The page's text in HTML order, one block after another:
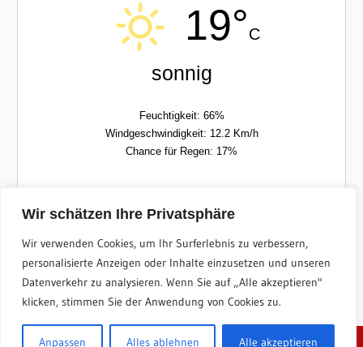
Wir schätzen Ihre Privatsphäre
Wir verwenden Cookies, um Ihr Surferlebnis zu verbessern,
personalisierte Anzeigen oder Inhalte einzusetzen und unseren
Datenverkehr zu analysieren. Wenn Sie auf „Alle akzeptieren"
klicken, stimmen Sie der Anwendung von Cookies zu.
Anpassen Alles ablehnen Alle akzeptieren
19°C
sonnig
Feuchtigkeit: 66%
Windgeschwindigkeit: 12.2 Km/h
Chance für Regen: 17%
17/26°C 13/26°C
Powered by Wetter2.com